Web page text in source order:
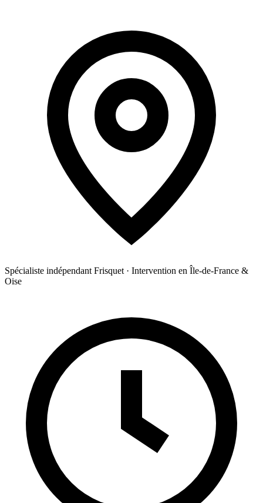
Spécialiste indépendant Frisquet · Intervention en Île-de-France &
Oise